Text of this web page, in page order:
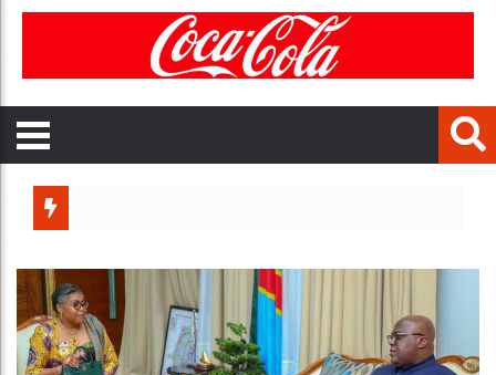
Tunisie